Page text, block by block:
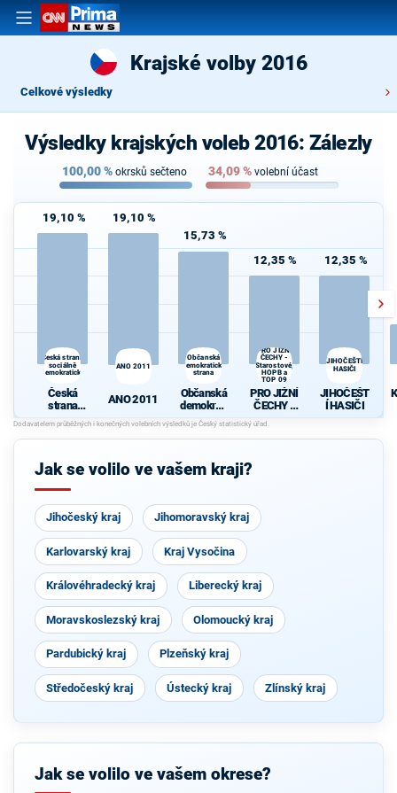
Krajské volby 2016
Celkové výsledky
Výsledky krajských voleb 2016: Zálezly
100,00% okrsků sečteno 34,09% volební účast
19,10 %
Česká strana
sociálně
demokratická
Česká
strana
sociálně
demokrati
cká
19,10 %
ANO 2011
ANO 2011
15,73 %
Občanská
demokratická
strana
Občanská
demokrati
cká strana
12,35 %
PRO JIŽNÍ
ČECHY -
Starostové,
HOPB a
TOP 09
PRO JIŽNÍ
ČECHY -
Starostové
, HOPB a
TOP 09
12,35 %
JIHOČEŠTÍ
HASIČI
JIHOČEŠT
Í HASIČI
Jak se volilo ve vašem kraji?
Jihočeský kraj Jihomoravský kraj
Karlovarský kraj Kraj Vysočina
Královéhradecký kraj Liberecký kraj
Moravskoslezský kraj Olomoucký kraj
Pardubický kraj Plzeňský kraj
Středočeský kraj Ústecký kraj Zlínský kraj
Jak se volilo ve vašem okrese?